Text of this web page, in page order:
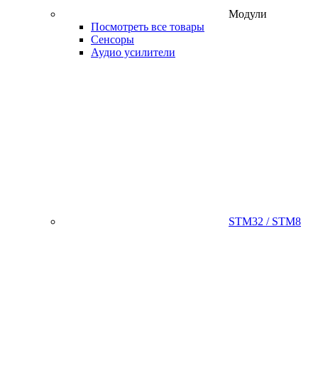
Модули
Посмотреть все товары
Сенсоры
Аудио усилители
STM32 / STM8